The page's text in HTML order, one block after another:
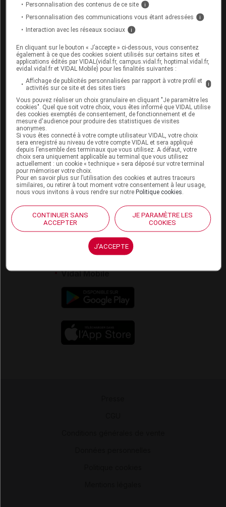
Espace produit
Boutique
VIDAL Hoptimal
eVIDAL
VIDAL Mobile
VIDAL widget
VIDAL Sécurisation
VIDAL e-Services
Espace institutionnel
Qui sommes-nous ?
VIDAL France
Carrières
Charte éthique et
déontologique
Service client
Contact
Aide
Espace partenaires
Éditeurs de logiciel
Vidal Mobile
Personnalisation des contenus de ce site i
Personnalisation des communications vous étant adressées i
Interaction avec les réseaux sociaux i
En cliquant sur le bouton « J’accepte » ci-dessous, vous consentez
également à ce que des cookies soient utilisés sur certains sites et
applications édités par VIDAL(vidal.fr, campus.vidal.fr, hoptimal.vidal.fr,
evidal.vidal.fr et VIDAL Mobile) pour les finalités suivantes :
Affichage de publicités personnalisées par rapport à votre profil et
activités sur ce site et des sites tiers
i
Vous pouvez réaliser un choix granulaire en cliquant "Je paramètre les
cookies". Quel que soit votre choix, vous êtes informé que VIDAL utilise
des cookies exemptés de consentement, de fonctionnement et de
mesure d'audience pour produire des statistiques de visites
anonymes.
Si vous êtes connecté à votre compte utilisateur VIDAL, votre choix
sera enregistré au niveau de votre compte VIDAL et sera appliqué
depuis l’ensemble des terminaux que vous utilisez. A défaut, votre
choix sera uniquement applicable au terminal que vous utilisez
actuellement : un cookie « technique » sera déposé sur votre terminal
pour mémoriser votre choix.
Pour en savoir plus sur l’utilisation des cookies et autres traceurs
similaires, ou retirer à tout moment votre consentement à leur usage,
nous vous invitons à vous rendre sur notrePolitique cookies
CONTINUER SANS
ACCEPTER
JE PARAMÈTRE LES
COOKIES
J'ACCEPTE